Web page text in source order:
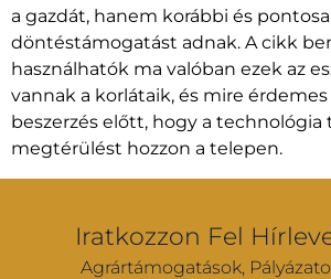
a gazdát, hanem korábbi és
döntéstámogatást adnak. A cikk
használhatók ma valóban ezek az
vannak a korlátaik, és mire
beszerzés előtt, hogy a technológia
megtérülést hozzon a telepen.
Iratkozzon Fel
Agrártámogatások,